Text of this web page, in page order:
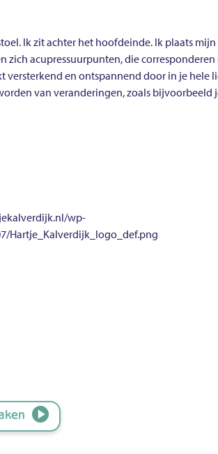
Ik zit achter het hoofdeinde. Ik plaats
zich acupressuurpunten, die
en ontspannend door in je hele
van veranderingen, zoals